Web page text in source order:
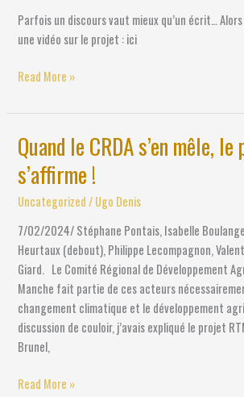
Parfois un discours vaut mieux qu’un écrit…
une vidéo sur le projet : ici
Normandie
Read More »
Quand le CRDA s’en mêle,
s’affirme !
Uncategorized/Ugo Denis
7/02/2024/ Stéphane Pontais, Isabelle
Heurtaux (debout), Philippe Lecompagnon,
Giard. Le Comité Régional de Développement
Manche fait partie de ces acteurs
changement climatique et le développement
discussion de couloir, j’avais expliqué le projet
Brunel,
Quand
le
CRDA
s’en
le
projet
s’affirme !
Read More »